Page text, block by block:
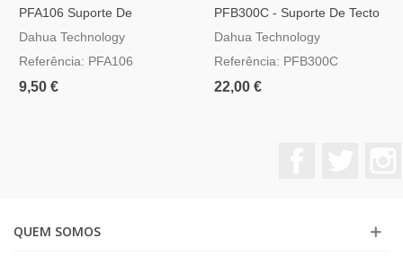
PFA106 Suporte De
Suspensão Para Camaras
Dahua Technology
Referência: PFA106
9,50 €
PFB300C - Suporte De Tecto
Para Instalação Suspensa De
Dahua
Dahua Technology
Referência: PFB300C
22,00 €
QUEM SOMOS